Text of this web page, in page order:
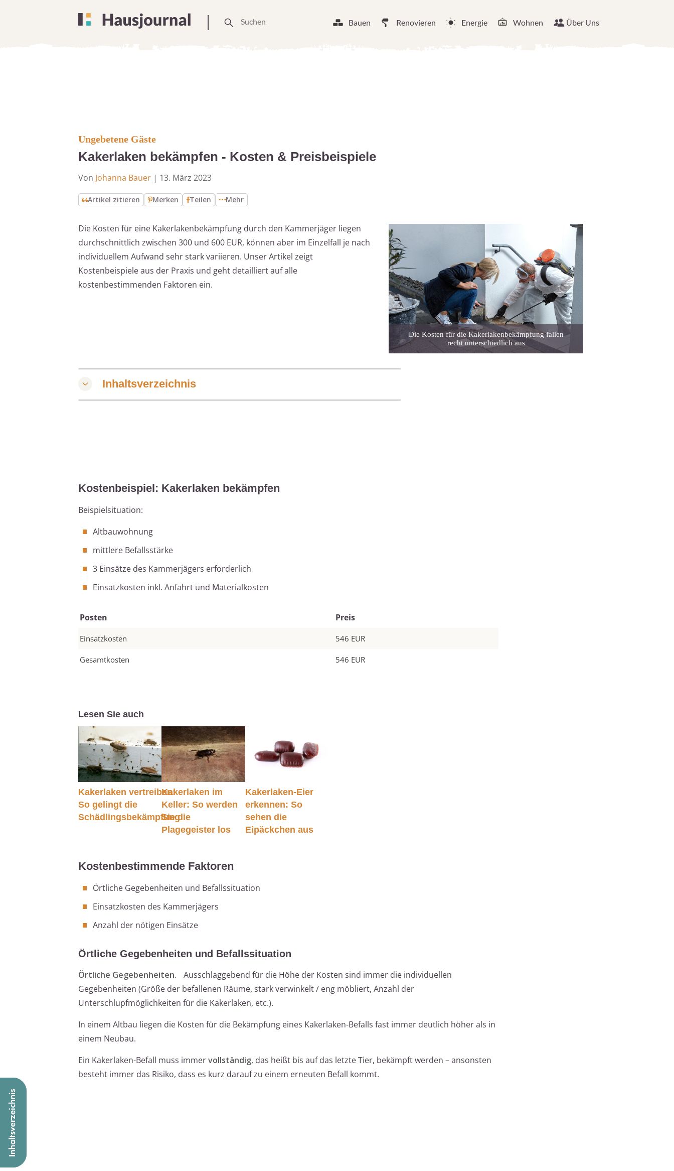
Bauen Renovieren Energie Wohnen Über Uns
Ungebetene Gäste
Kakerlaken bekämpfen - Kosten & Preisbeispiele
Von Johanna Bauer | 13. März 2023
Artikel zitieren Merken Teilen Mehr
Die Kosten für eine Kakerlakenbekämpfung durch den Kammerjäger liegen
durchschnittlich zwischen 300 und 600 EUR, können aber im Einzelfall je nach
individuellem Aufwand sehr stark variieren. Unser Artikel zeigt
Kostenbeispiele aus der Praxis und geht detailliert auf alle
kostenbestimmenden Faktoren ein.
Die Kosten für die Kakerlakenbekämpfung fallen
recht unterschiedlich aus
Inhaltsverzeichnis
Kostenbeispiel: Kakerlaken bekämpfen
Beispielsituation:
Altbauwohnung
mittlere Befallsstärke
3 Einsätze des Kammerjägers erforderlich
Einsatzkosten inkl. Anfahrt und Materialkosten
Posten Preis
Einsatzkosten 546 EUR
Gesamtkosten 546 EUR
Lesen Sie auch
Kakerlaken vertreiben:
So gelingt die
Schädlingsbekämpfung
Kakerlaken im
Keller: So werden
Sie die
Plagegeister los
Kakerlaken-Eier
erkennen: So
sehen die
Eipäckchen aus
Kostenbestimmende Faktoren
Örtliche Gegebenheiten und Befallssituation
Einsatzkosten des Kammerjägers
Anzahl der nötigen Einsätze
Örtliche Gegebenheiten und Befallssituation
Örtliche Gegebenheiten.
Ausschlaggebend für die Höhe der Kosten sind immer die individuellen
Gegebenheiten (Größe der befallenen Räume, stark verwinkelt / eng möbliert, Anzahl der
Unterschlupfmöglichkeiten für die Kakerlaken, etc.).
In einem Altbau liegen die Kosten für die Bekämpfung eines Kakerlaken-Befalls fast immer deutlich höher als in
einem Neubau.
Ein Kakerlaken-Befall muss immervollständig, das heißt bis auf das letzte Tier, bekämpft werden – ansonsten
besteht immer das Risiko, dass es kurz darauf zu einem erneuten Befall kommt.